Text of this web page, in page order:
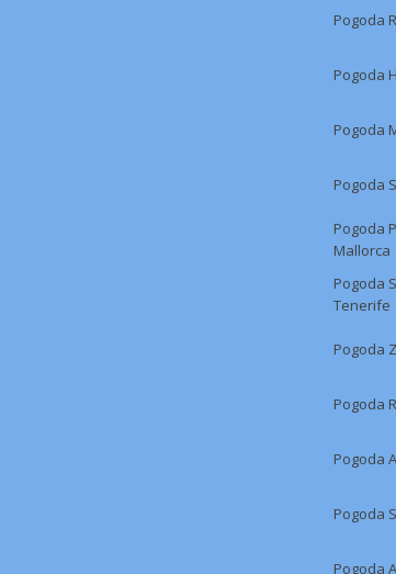
Pogoda
Pogoda
Pogoda
Pogoda
Pogoda
Mallorca
Pogoda
Tenerife
Pogoda
Pogoda
Pogoda
Pogoda
Pogoda